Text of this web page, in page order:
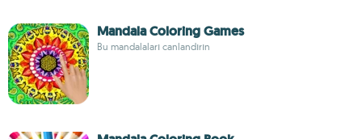
Mandala Coloring Games
Bu mandalaları canlandırın